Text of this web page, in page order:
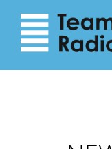
zum
Inhalt
Navigation